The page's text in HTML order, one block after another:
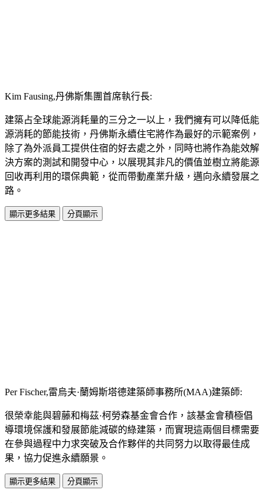
Kim Fausing,丹佛斯集團首席執行長:
建築占全球能源消耗量的三分之一以上，我們擁有可以降低能
源消耗的節能技術，丹佛斯永續住宅將作為最好的示範案例，
除了為外派員工提供住宿的好去處之外，同時也將作為能效解
決方案的測試和開發中心，以展現其非凡的價值並樹立將能源
回收再利用的環保典範，從而帶動產業升級，邁向永續發展之
路。
顯示更多結果 分頁顯示
Per Fischer,雷烏夫·蘭姆斯塔德建築師事務所(MAA)建築師:
很榮幸能與碧藤和梅茲·柯勞森基金會合作，該基金會積極倡
導環境保護和發展節能減碳的綠建築，而實現這兩個目標需要
在參與過程中力求突破及合作夥伴的共同努力以取得最佳成
果，協力促進永續願景。
顯示更多結果 分頁顯示